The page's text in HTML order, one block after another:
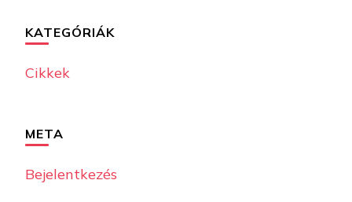
KATEGÓRIÁK
Cikkek
META
Bejelentkezés